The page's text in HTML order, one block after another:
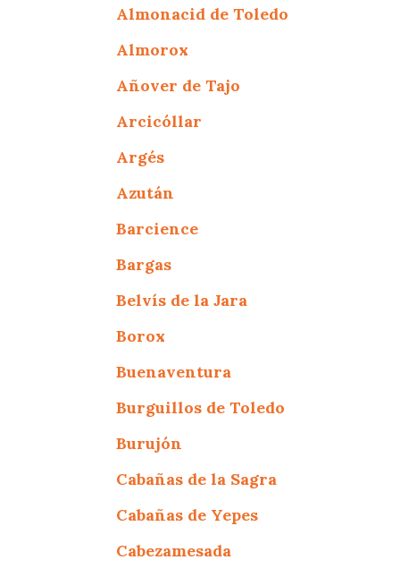
Almonacid de Toledo
Almorox
Añover de Tajo
Arcicóllar
Argés
Azután
Barcience
Bargas
Belvís de la Jara
Borox
Buenaventura
Burguillos de Toledo
Burujón
Cabañas de la Sagra
Cabañas de Yepes
Cabezamesada